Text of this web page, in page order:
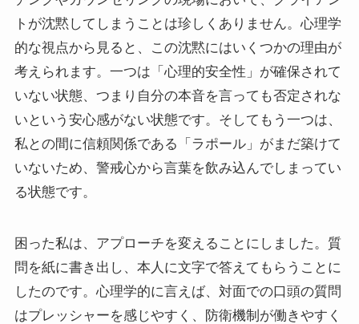
トが沈黙してしまうことは珍しくありません。心理学
的な視点から見ると、この沈黙にはいくつかの理由が
考えられます。一つは「心理的安全性」が確保されて
いない状態、つまり自分の本音を言っても否定されな
いという安心感がない状態です。そしてもう一つは、
私との間に信頼関係である「ラポール」がまだ築けて
いないため、警戒心から言葉を飲み込んでしまってい
る状態です。
困った私は、アプローチを変えることにしました。質
問を紙に書き出し、本人に文字で答えてもらうことに
したのです。心理学的に言えば、対面での口頭の質問
はプレッシャーを感じやすく、防衛機制が働きやすく